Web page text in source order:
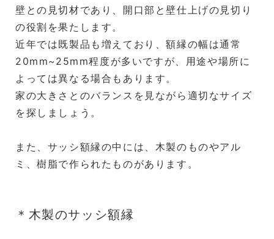
壁との見切材であり、開口部と壁仕上げの見切り
の役割を果たします。
近年では既製品も増えており、額縁の幅は通常
20mm~25mm程度が多いですが、用途や場所に
よっては異なる場合もあります。
家の大きさとのバランスを見ながら適切なサイズ
を探しましょう。
また、サッシ額縁の中には、木製のものやアル
ミ、樹脂で作られたものがあります。
＊木製のサッシ額縁